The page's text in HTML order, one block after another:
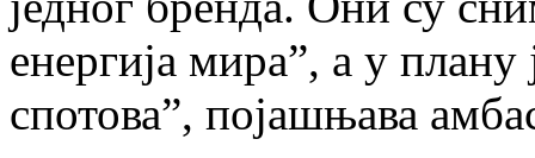
енергија мира”, а у
спотова”, појашњава